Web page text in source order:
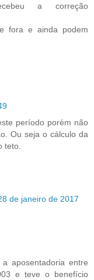
a correção
fora e ainda podem
período porém não
Ou seja o cálculo da
teto.
de janeiro de 2017
aposentadoria entre
e teve o benefício